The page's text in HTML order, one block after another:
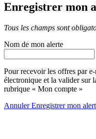
Enregistrer mon
Tous les champs sont
Nom de mon alerte
Pour recevoir les offres par
électronique et la valider sur
rubrique « Mon compte »
AnnulerEnregistrer mon